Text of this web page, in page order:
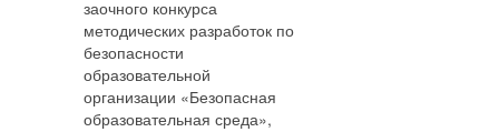
заочного конкурса
методических разработок по
безопасности
образовательной
организации «Безопасная
образовательная среда»,